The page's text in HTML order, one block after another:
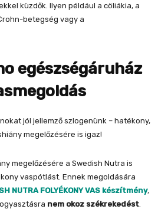
küzdők. Ilyen például a cöliákia, a
betegség vagy a
egészségáruház
jól jellemző szlogenünk – hatékony,
megelőzésére is igaz!
megelőzésére a Swedish Nutra is
vaspótlást. Ennek megoldására
NUTRA FOLYÉKONY VAS készítmény,
nem okoz székrekedést